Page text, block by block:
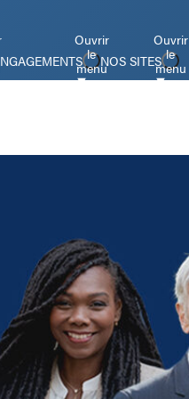
Ouvrir
le
menuNOS SITES
Ouvrir
le
menu